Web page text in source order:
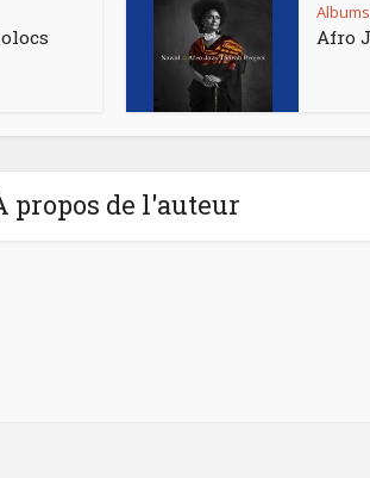
Albums
Afro
propos de l'auteur